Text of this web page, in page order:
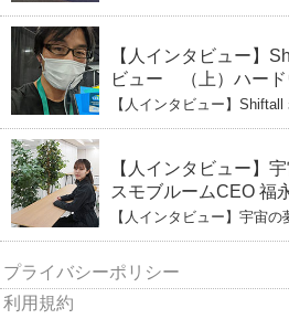
【人インタビュー】
ビュー （上）ハード
戦 その起業の経緯
【人インタビュー】
【人インタビュー】
スモブルームCEO 福
（下）
【人インタビュー】宇宙
プライバシーポリシー
利用規約